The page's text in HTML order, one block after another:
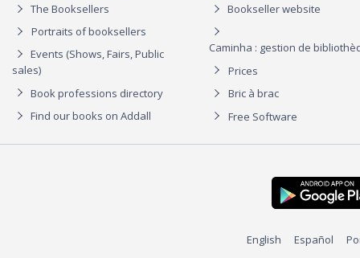
The Booksellers
Portraits of booksellers
Events (Shows, Fairs, Public
sales)
Book professions directory
Find our books on Addall
Bookseller website
Caminha : gestion de
Prices
Bric à brac
Free Software
English Español